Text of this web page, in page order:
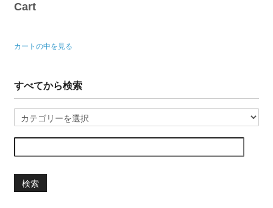
Cart
カートの中を見る
すべてから検索
検索